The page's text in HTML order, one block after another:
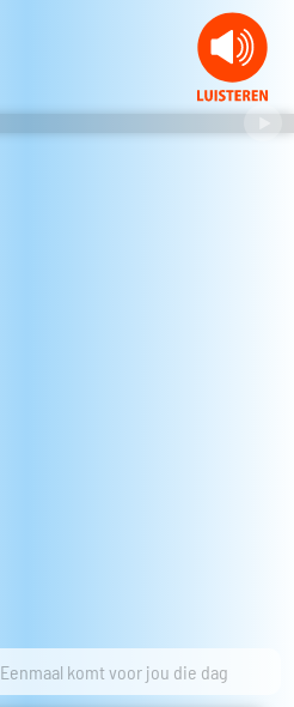
Eenmaal komt voor jou die dag